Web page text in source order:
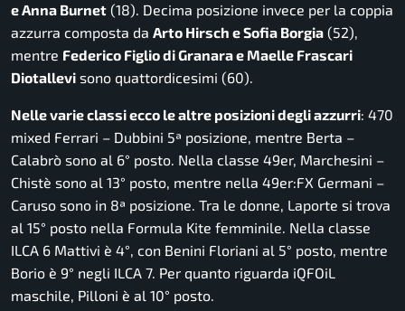
e Anna Burnet (18). Decima posizione invece per la coppia
azzurra composta da Arto Hirsch e Sofia Borgia (52),
mentre Federico Figlio di Granara e Maelle Frascari
Diotallevi sono quattordicesimi (60).
Nelle varie classi ecco le altre posizioni degli azzurri: 470
mixed Ferrari – Dubbini 5ª posizione, mentre Berta –
Calabrò sono al 6° posto. Nella classe 49er, Marchesini –
Chistè sono al 13° posto, mentre nella 49er:FX Germani –
Caruso sono in 8ª posizione. Tra le donne, Laporte si trova
al 15° posto nella Formula Kite femminile. Nella classe
ILCA 6 Mattivi è 4°, con Benini Floriani al 5° posto, mentre
Borio è 9° negli ILCA 7. Per quanto riguarda iQFOiL
maschile, Pilloni è al 10° posto.